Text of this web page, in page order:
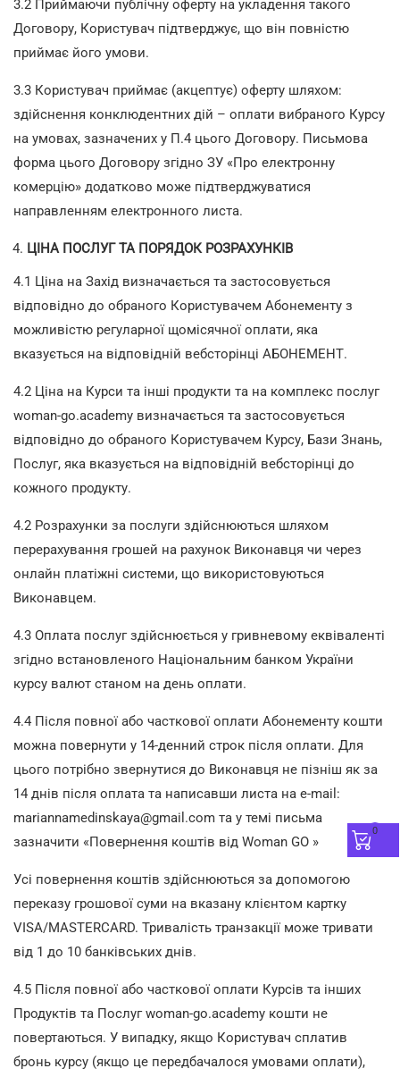
3.2 Приймаючи публічну оферту на укладення такого
Договору, Користувач підтверджує, що він повністю
приймає його умови.
3.3 Користувач приймає (акцептує) оферту шляхом:
здійснення конклюдентних дій – оплати вибраного Курсу
на умовах, зазначених у П.4 цього Договору. Письмова
форма цього Договору згідно ЗУ «Про електронну
комерцію» додатково може підтверджуватися
направленням електронного листа.
ЦІНА ПОСЛУГ ТА ПОРЯДОК РОЗРАХУНКІВ
4.1 Ціна на Захід визначається та застосовується
відповідно до обраного Користувачем Абонементу з
можливістю регуларної щомісячної оплати, яка
вказується на відповідній вебсторінці АБОНЕМЕНТ.
4.2 Ціна на Курси та інші продукти та на комплекс послуг
woman-go.academy визначається та застосовується
відповідно до обраного Користувачем Курсу, Бази Знань,
Послуг, яка вказується на відповідній вебсторінці до
кожного продукту.
4.2 Розрахунки за послуги здійснюються шляхом
перерахування грошей на рахунок Виконавця чи через
онлайн платіжні системи, що використовуються
Виконавцем.
4.3 Оплата послуг здійснюється у гривневому еквіваленті
згідно встановленого Національним банком України
курсу валют станом на день оплати.
4.4 Після повної або часткової оплати Абонементу кошти
можна повернути у 14-денний строк після оплати. Для
цього потрібно звернутися до Виконавця не пізніш як за
14 днів після оплата та написавши листа на e-mail:
mariannamedinskaya@gmail.com та у темі письма
зазначити «Повернення коштів від Woman GO »
Усі повернення коштів здійснюються за допомогою
переказу грошової суми на вказану клієнтом картку
VISA/MASTERCARD. Тривалість транзакції може тривати
від 1 до 10 банківських днів.
4.5 Після повної або часткової оплати Курсів та інших
Продуктів та Послуг woman-go.academy кошти не
повертаються. У випадку, якщо Користувач сплатив
бронь курсу (якщо це передбачалося умовами оплати),
0